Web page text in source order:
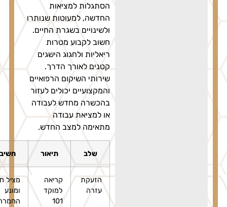
הסתגלות למציאות
החדשה, למעוטות שנותרו
ולשינויים בשגרת החיים.
חשוב לקבוע מטרות
ריאליות ולחגוג הישגים
קטנים לאורך הדרך.
שירותי השיקום הרפואיים
והמקצועיים יכולים לעזור
בהכשרה מחדש לעבודה
או למציאת עבודה
מתאימה למצב החדש.
חשיבות
הזעקת
עזרה
קריאה
למוקד
מציל חיים
ומונע
החמרה